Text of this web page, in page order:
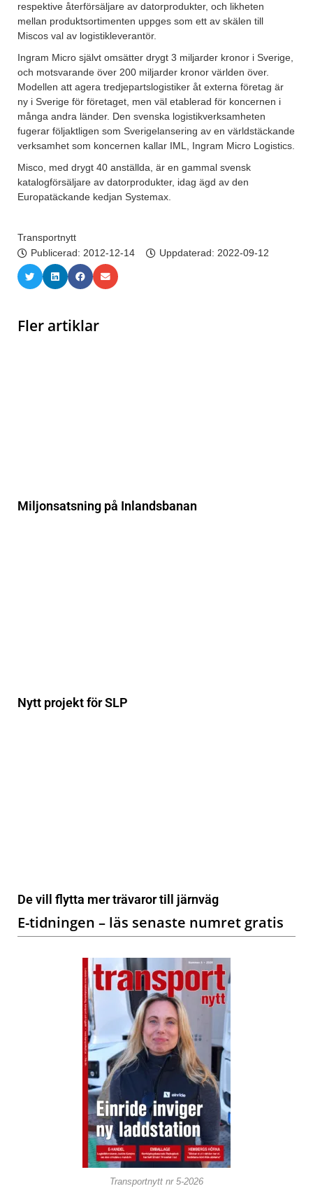
respektive återförsäljare av datorprodukter, och likheten
mellan produktsortimenten uppges som ett av skälen till
Miscos val av logistikleverantör.
Ingram Micro självt omsätter drygt 3 miljarder kronor i Sverige,
och motsvarande över 200 miljarder kronor världen över.
Modellen att agera tredjepartslogistiker åt externa företag är
ny i Sverige för företaget, men väl etablerad för koncernen i
många andra länder. Den svenska logistikverksamheten
fugerar följaktligen som Sverigelansering av en världstäckande
verksamhet som koncernen kallar IML, Ingram Micro Logistics.
Misco, med drygt 40 anställda, är en gammal svensk
katalogförsäljare av datorprodukter, idag ägd av den
Europatäckande kedjan Systemax.
Transportnytt
Publicerad: 2012-12-14 Uppdaterad: 2022-09-12
Fler artiklar
Miljonsatsning på Inlandsbanan
Nytt projekt för SLP
De vill flytta mer trävaror till järnväg
E-tidningen – läs senaste numret gratis
Transportnytt nr 5-2026